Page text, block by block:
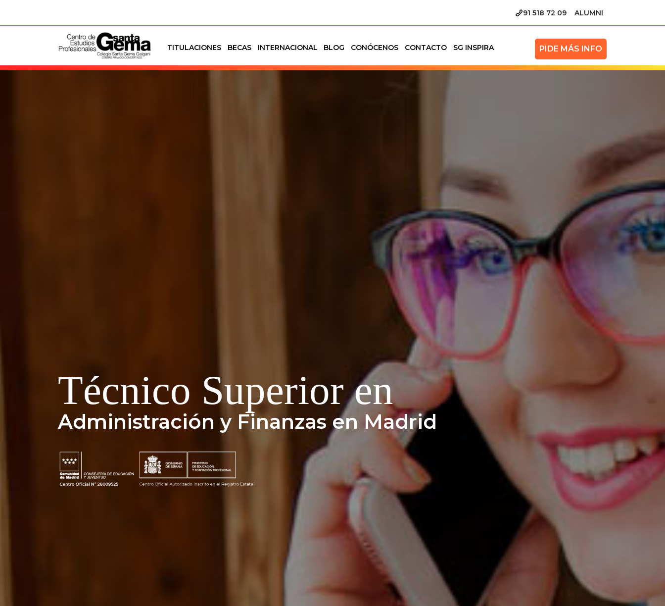
91 518 72 09 ALUMNI
TITULACIONES BECAS INTERNACIONAL BLOG CONÓCENOS CONTACTO SG INSPIRA PIDE MÁS INFO
Técnico Superior en
Administración y Finanzas en Madrid